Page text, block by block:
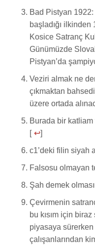
Bad Pistyan
başladığı
Kosice Satranç
Günümüzde
Pistyan’da
Veziri almak ne
çıkmaktan
üzere ortada
Burada bir
[ ↩]
c1’deki filin siyah
Falsosu olmayan
Şah demek
Çevirmenin
bu kısım için
piyasaya
çalışanlarından